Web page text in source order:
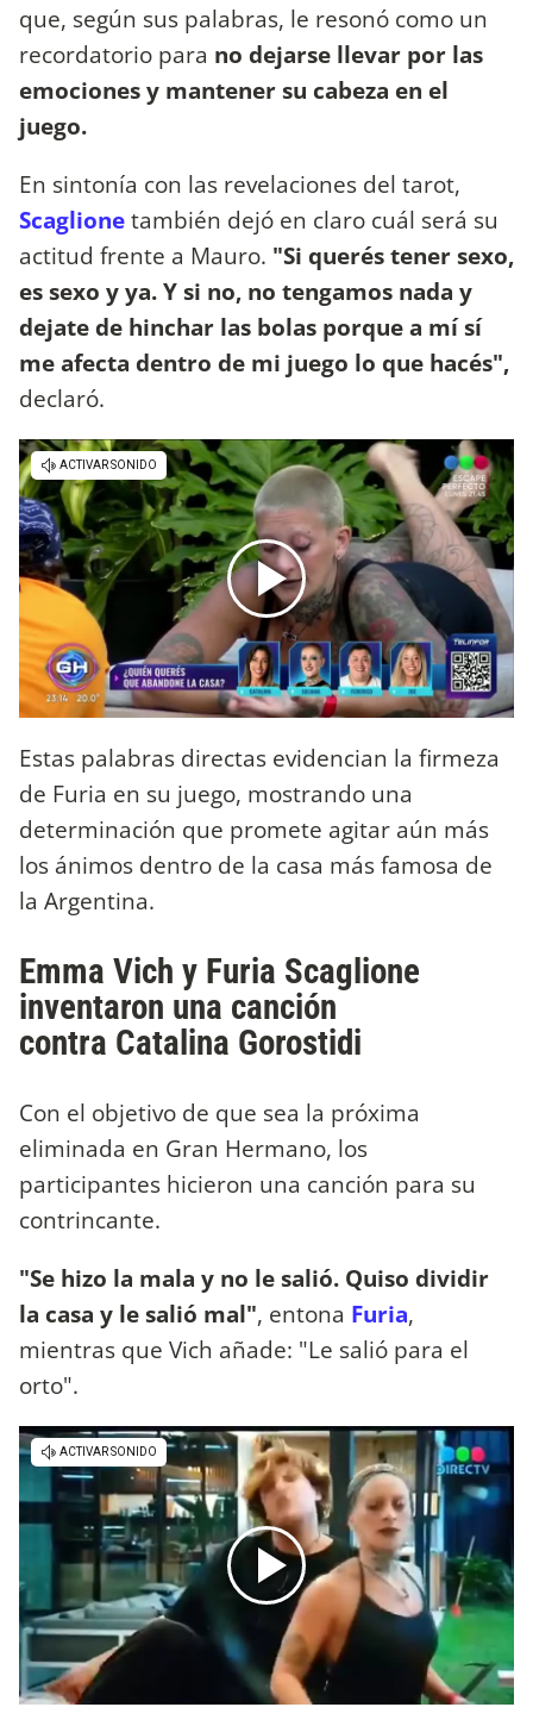
que, según sus palabras, le resonó como un
recordatorio para no dejarse llevar por las
emociones y mantener su cabeza en el
juego.
En sintonía con las revelaciones del tarot,
Scaglionetambién dejó en claro cuál será su
actitud frente a Mauro. "Si querés tener sexo,
es sexo y ya. Y si no, no tengamos nada y
dejate de hinchar las bolas porque a mí sí
me afecta dentro de mi juego lo que hacés",
declaró.
Estas palabras directas evidencian la firmeza
de Furia en su juego, mostrando una
determinación que promete agitar aún más
los ánimos dentro de la casa más famosa de
la Argentina.
Emma Vich y Furia Scaglione
inventaron una canción
contra Catalina Gorostidi
Con el objetivo de que sea la próxima
eliminada en Gran Hermano, los
participantes hicieron una canción para su
contrincante.
"Se hizo la mala y no le salió. Quiso dividir
la casa y le salió mal", entona Furia,
mientras que Vich añade: "Le salió para el
orto".